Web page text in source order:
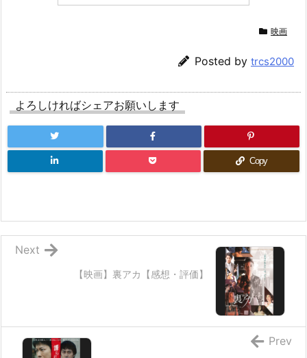
映画
Posted by trcs2000
よろしければシェアお願いします
Copy
【映画】裏アカ【感想・評価】
Next
Prev